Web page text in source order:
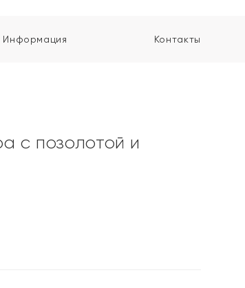
Информация Контакты
с позолотой и